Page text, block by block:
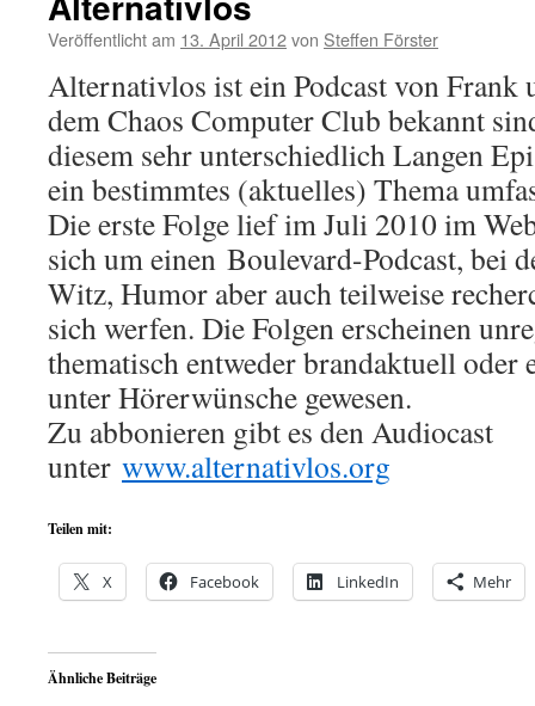
Veröffentlicht am 13. April 2012von Steffen Förster
Alternativlos ist ein Podcast von Frank
dem Chaos Computer Club bekannt
diesem sehr unterschiedlich Langen
ein bestimmtes (aktuelles) Thema
Die erste Folge lief im Juli 2010 im
sich um einen Boulevard-Podcast, bei
Witz, Humor aber auch teilweise
sich werfen. Die Folgen erscheinen
thematisch entweder brandaktuell oder
unter Hörerwünsche gewesen.
Zu abbonieren gibt es den Audiocast
unter www.alternativlos.org
Teilen mit:
X Facebook LinkedIn Mehr
Ähnliche Beiträge